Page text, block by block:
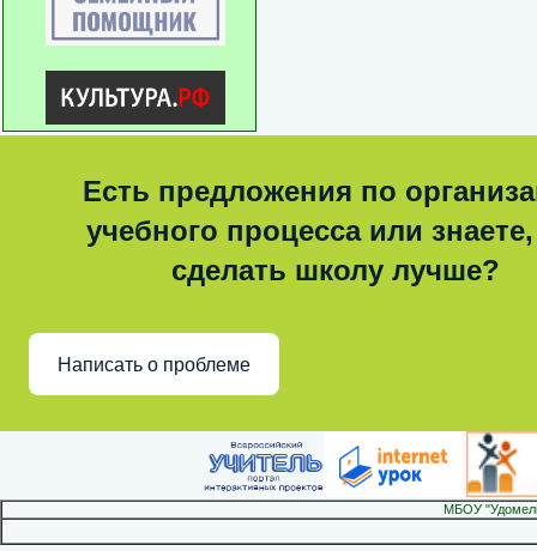
Есть предложения по
учебного процесса или знаете,
сделать школу лучше?
Написать о проблеме
МБОУ